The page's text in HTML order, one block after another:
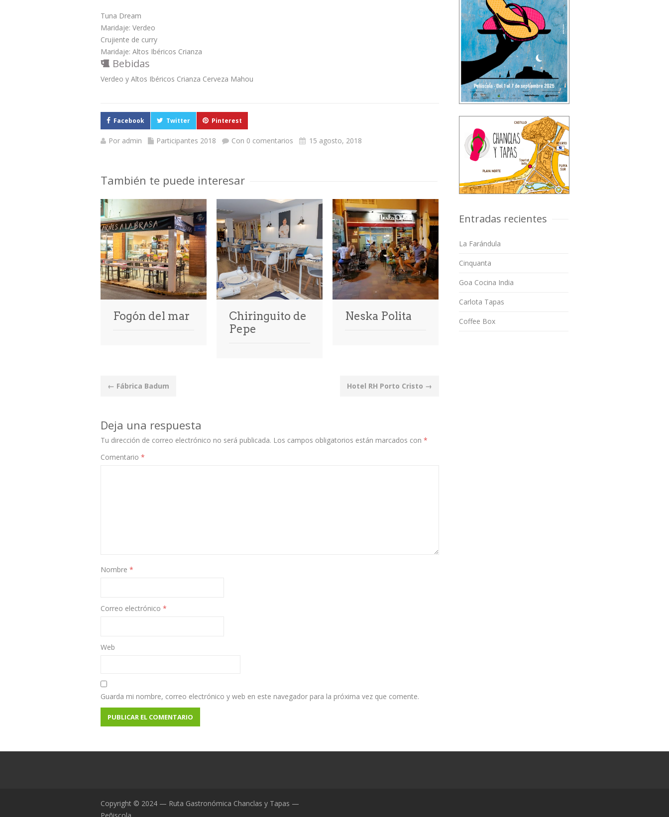
Tuna Dream
Maridaje: Verdeo
Crujiente de curry
Maridaje: Altos Ibéricos Crianza
Bebidas
Verdeo y Altos Ibéricos Crianza Cerveza Mahou
Facebook Twitter Pinterest
Por admin Participantes 2018 Con 0 comentarios 15 agosto, 2018
También te puede interesar
Fogón del mar
Chiringuito de
Pepe
Neska Polita
Post
← Fábrica Badum Hotel RH Porto Cristo →
Deja una respuesta
Tu dirección de correo electrónico no será publicada. Los campos obligatorios están marcados con *
Comentario *
Nombre *
Correo electrónico *
Web
Guarda mi nombre, correo electrónico y web en este navegador para la próxima vez que comente.
Entradas recientes
La Farándula
Cinquanta
Goa Cocina India
Carlota Tapas
Coffee Box
Copyright © 2024 — Ruta Gastronómica Chanclas y Tapas —